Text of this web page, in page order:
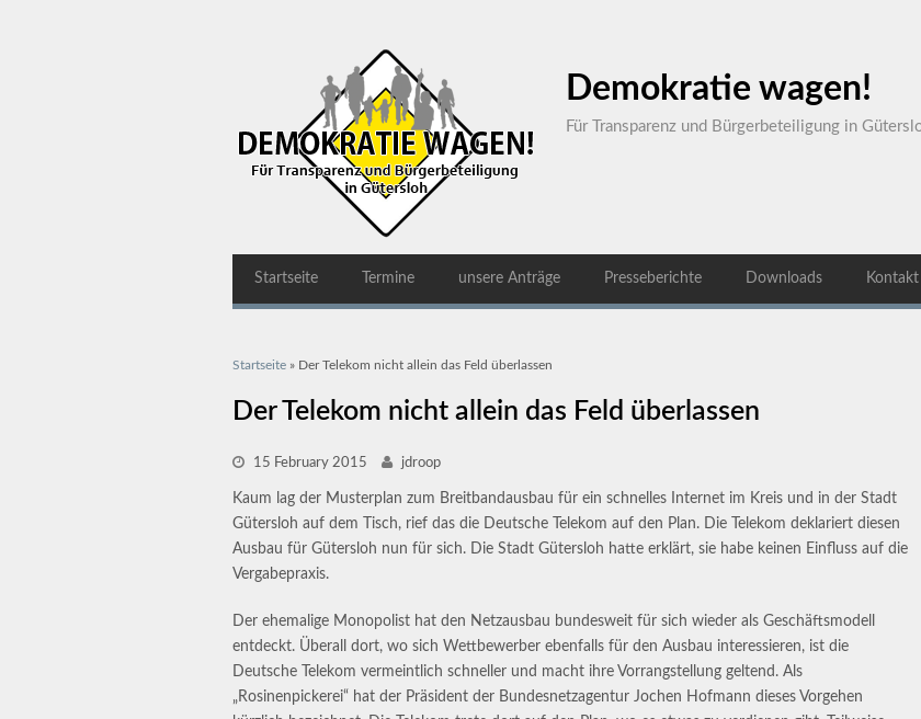
Demokratie wagen!
Für Transparenz und Bürgerbeteiligung in
Startseite Termine unsere Anträge Presseberichte Downloads Kontakt
Sie sind hier
Startseite » Der Telekom nicht allein das Feld überlassen
Der Telekom nicht allein das Feld überlassen
15 February 2015 jdroop
Kaum lag der Musterplan zum Breitbandausbau für ein schnelles Internet im Kreis und in der Stadt
Gütersloh auf dem Tisch, rief das die Deutsche Telekom auf den Plan. Die Telekom deklariert diesen
Ausbau für Gütersloh nun für sich. Die Stadt Gütersloh hatte erklärt, sie habe keinen Einfluss auf die
Vergabepraxis.
Der ehemalige Monopolist hat den Netzausbau bundesweit für sich wieder als Geschäftsmodell
entdeckt. Überall dort, wo sich Wettbewerber ebenfalls für den Ausbau interessieren, ist die
Deutsche Telekom vermeintlich schneller und macht ihre Vorrangstellung geltend. Als
„Rosinenpickerei“ hat der Präsident der Bundesnetzagentur Jochen Hofmann dieses Vorgehen